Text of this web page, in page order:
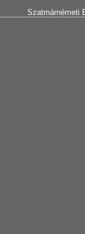
Szatmárnémeti